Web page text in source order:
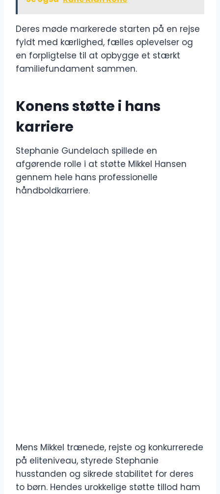
Deres møde markerede starten på en rejse
fyldt med kærlighed, fælles oplevelser og
en forpligtelse til at opbygge et stærkt
familiefundament sammen.
Konens støtte i hans
karriere
Stephanie Gundelach spillede en
afgørende rolle i at støtte Mikkel Hansen
gennem hele hans professionelle
håndboldkarriere.
Mens Mikkel trænede, rejste og konkurrerede
på eliteniveau, styrede Stephanie
husstanden og sikrede stabilitet for deres
to børn. Hendes urokkelige støtte tillod ham